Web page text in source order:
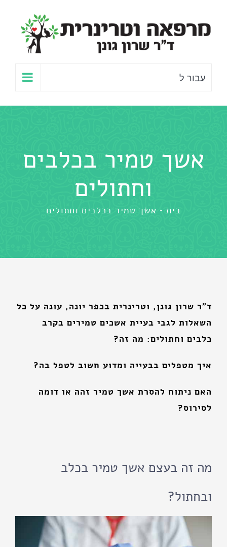
לתוכן
עבור ל
אשך טמיר בכלבים
וחתולים
בית אשך טמיר בכלבים וחתולים
ד"ר שרון גונן, וטרינרית בכפר יונה, עונה על כל
השאלות לגבי בעיית אשכים טמירים בקרב
כלבים וחתולים: מה זה?
איך מטפלים בבעייה ומדוע חשוב לטפל בה?
האם ניתוח להסרת אשך טמיר זהה או דומה
לסירוס?
מה זה בעצם אשך טמיר בכלב
ובחתול?